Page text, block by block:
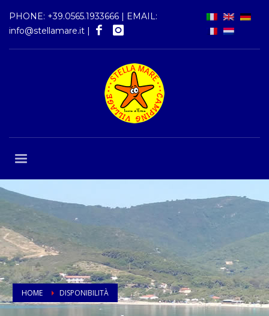
PHONE: +39.0565.1933666 | EMAIL:
info@stellamare.it |
HOME DISPONIBILITÀ